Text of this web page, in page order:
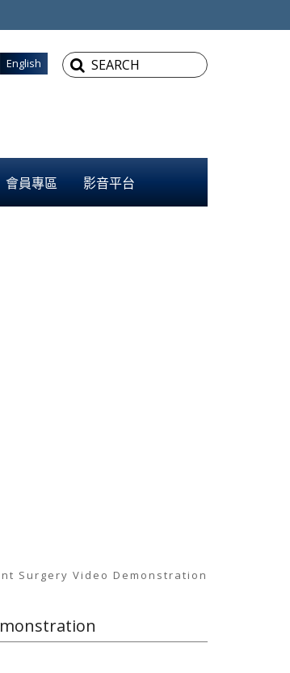
English
會員專區 影音平台
Surgery Video Demonstration